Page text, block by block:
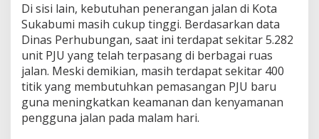
Di sisi lain, kebutuhan penerangan jalan di Kota
Sukabumi masih cukup tinggi. Berdasarkan data
Dinas Perhubungan, saat ini terdapat sekitar 5.282
unit PJU yang telah terpasang di berbagai ruas
jalan. Meski demikian, masih terdapat sekitar 400
titik yang membutuhkan pemasangan PJU baru
guna meningkatkan keamanan dan kenyamanan
pengguna jalan pada malam hari.